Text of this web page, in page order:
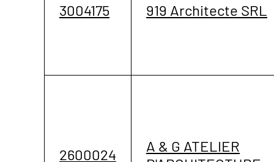
3004175 919 Architecte SRL
2600024
A & G ATELIER